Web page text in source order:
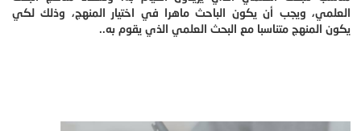
العلمي، ويجب أن يكون الباحث ماهرا في اختيار المنهج، وذلك لكي
يكون المنهج متناسبا مع البحث العلمي الذي يقوم به..